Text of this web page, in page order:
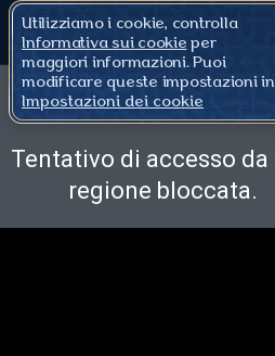
Utilizziamo i cookie, controlla
Informativa sui cookie per
maggiori informazioni. Puoi
modificare queste impostazioni in
Impostazioni dei cookie